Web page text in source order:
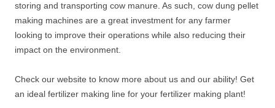
storing and transporting cow manure. As such, cow dung pellet
making machines are a great investment for any farmer
looking to improve their operations while also reducing their
impact on the environment.
Check our website to know more about us and our ability! Get
an ideal fertilizer making line for your fertilizer making plant!